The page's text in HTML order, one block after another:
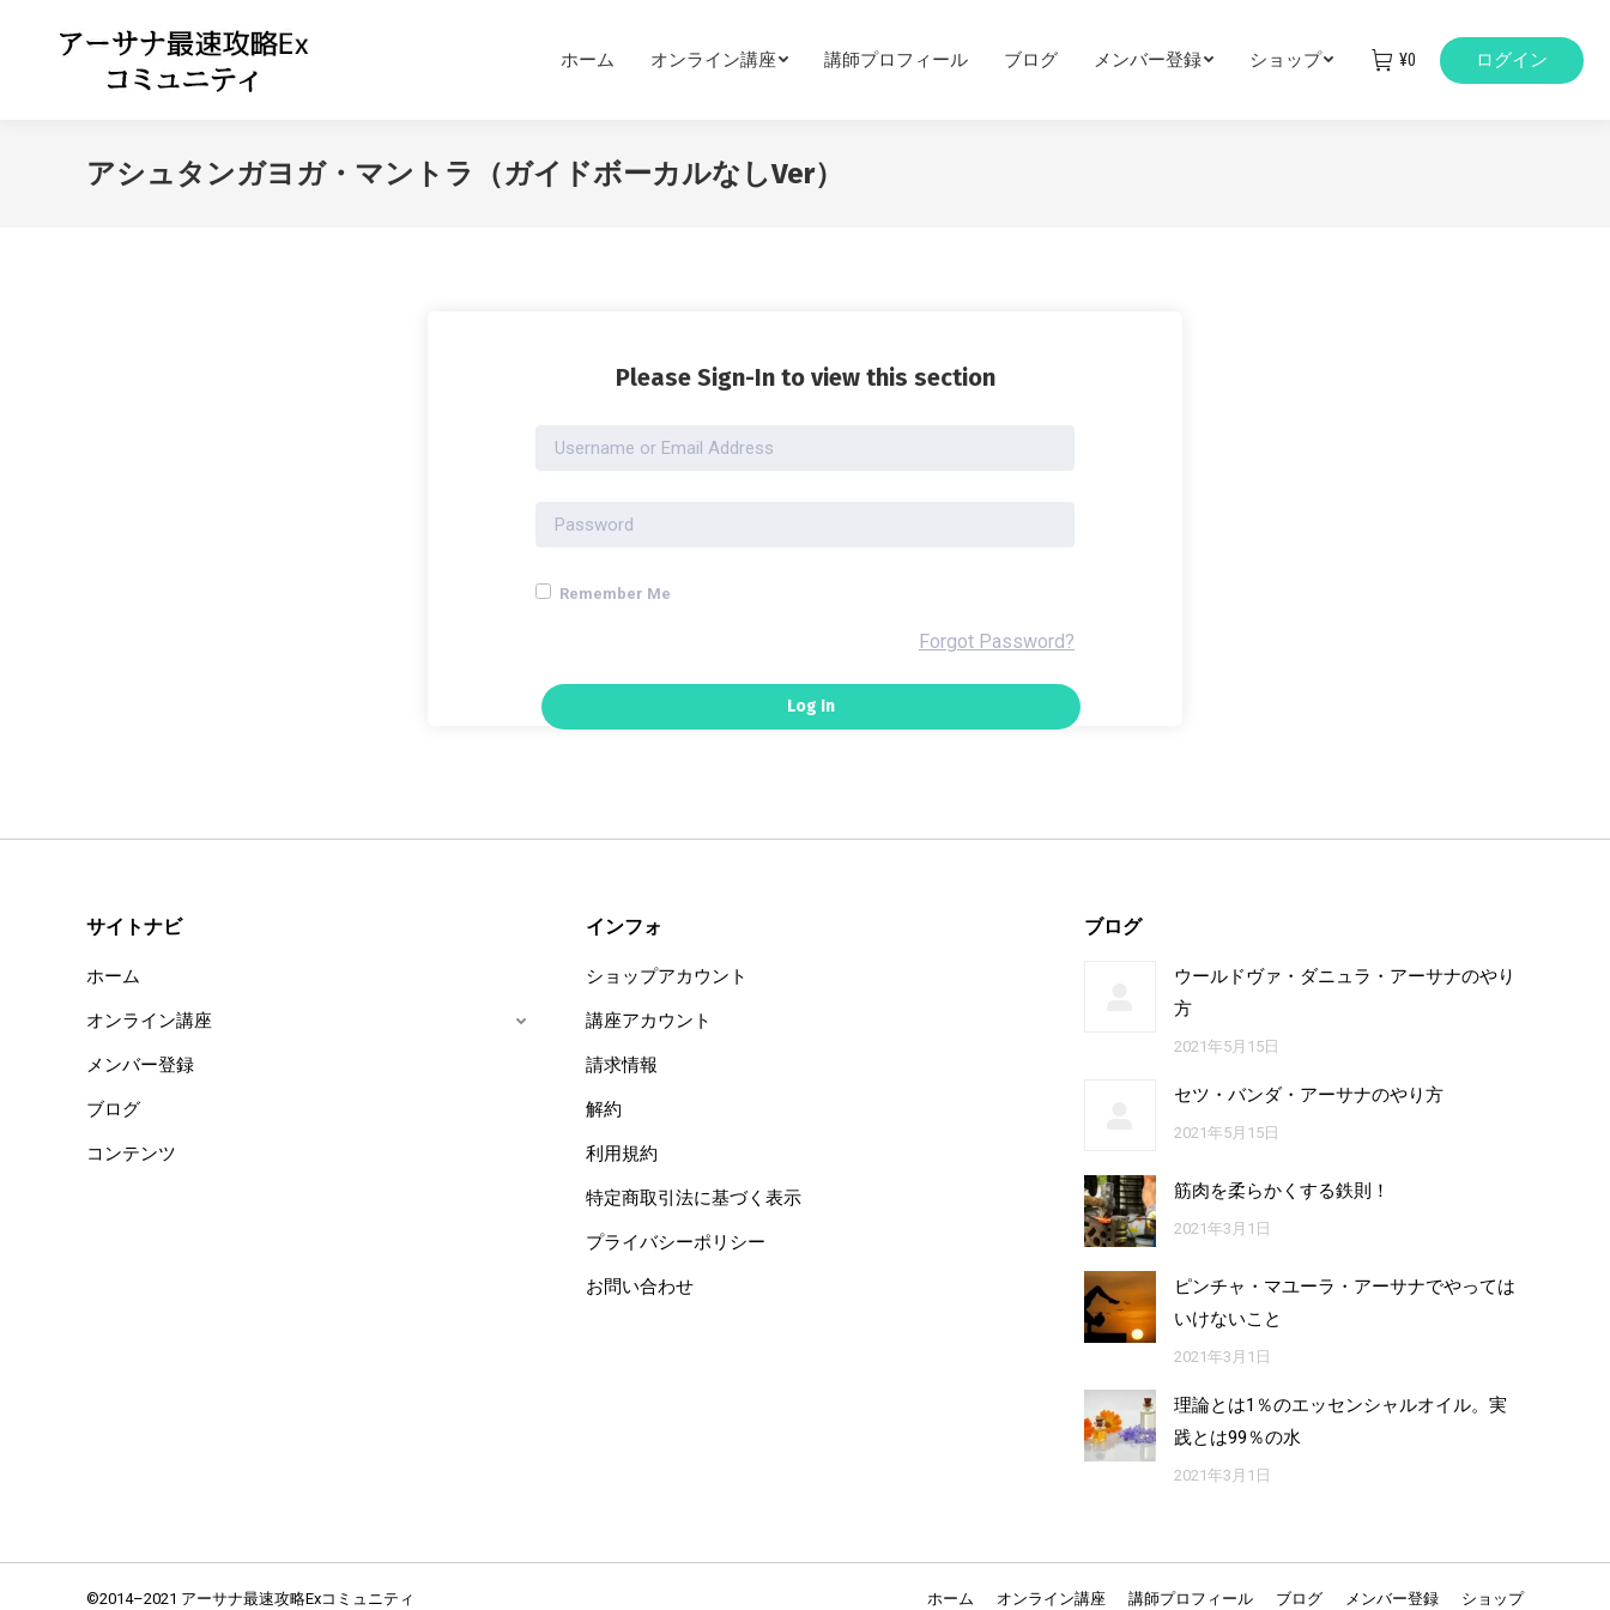
ホーム オンライン講座 講師プロフィール ブログ メンバー登録 ショップ ¥0 ログイン
アシュタンガヨガ・マントラ（ガイドボーカルなしVer）
Please Sign-In to view this section
Remember Me
Forgot Password?
サイトナビ
ホーム
オンライン講座
メンバー登録
ブログ
コンテンツ
インフォ
ショップアカウント
講座アカウント
請求情報
解約
利用規約
特定商取引法に基づく表示
プライバシーポリシー
お問い合わせ
ブログ
ウールドヴァ・ダニュラ・アーサナのやり
方
2021年5月15日
セツ・バンダ・アーサナのやり方
2021年5月15日
筋肉を柔らかくする鉄則！
2021年3月1日
ピンチャ・マユーラ・アーサナでやっては
いけないこと
2021年3月1日
理論とは1％のエッセンシャルオイル。実
践とは99％の水
2021年3月1日
©2014–2021 アーサナ最速攻略Exコミュニティ ホーム オンライン講座 講師プロフィール ブログ メンバー登録 ショップ